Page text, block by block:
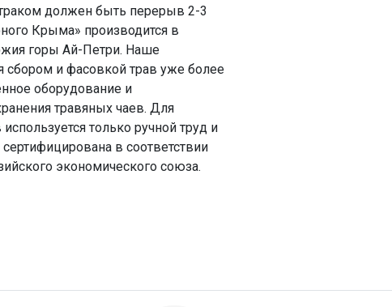
должен быть перерыв 2-3
Крыма» производится в
горы Ай-Петри. Наше
сбором и фасовкой трав уже более
оборудование и
травяных чаев. Для
только ручной труд и
в соответствии
экономического союза.